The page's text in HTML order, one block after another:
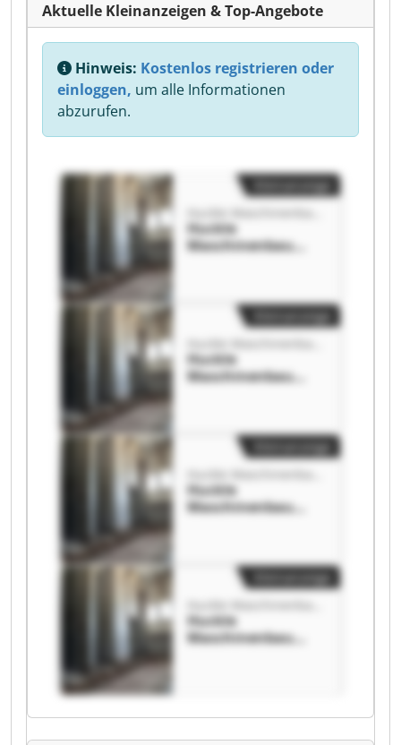
Aktuelle Kleinanzeigen & Top-Angebote
Hinweis: Kostenlos registrieren oder
einloggen, um alle Informationen
abzurufen.
Huckle
Maschinenbau
Huckle
Maschinenbau
Kleinanzeige
Huckle
Maschinenbau
Kleinanzeige
Huckle
Maschinenbau
Kleinanzeige